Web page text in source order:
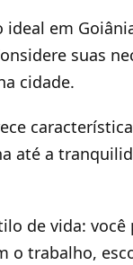
ideal em
suas
cidade.
até a
de vida: você
o trabalho,